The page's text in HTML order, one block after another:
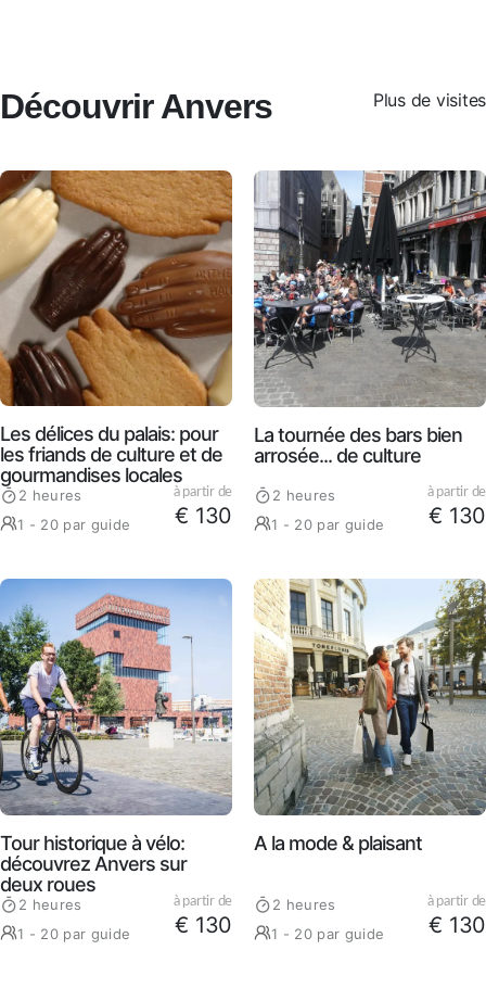
Découvrir Anvers Plus de visites
Les délices du palais: pour
les friands de culture et de
gourmandises locales
2 heures
1 - 20 par guide
à partir de
€ 130
La tournée des bars bien
arrosée... de culture
2 heures
1 - 20 par guide
à partir de
€ 130
Tour historique à vélo:
découvrez Anvers sur
deux roues
2 heures
1 - 20 par guide
à partir de
€ 130
A la mode & plaisant
2 heures
1 - 20 par guide
à partir de
€ 130